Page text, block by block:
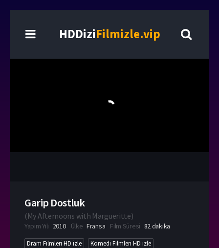
HDDiziFilmizle.vip
Garip Dostluk
(My Afternoons with Margueritte)
Yapım Yılı 2010 Ülke Fransa Film Süresi 82 dakika
Dram Filmleri HD izle Komedi Filmleri HD izle